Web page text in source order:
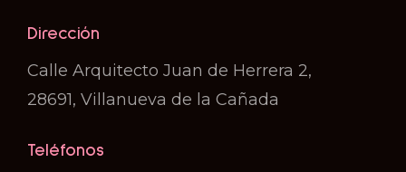
Dirección
Calle Arquitecto Juan de Herrera 2,
28691, Villanueva de la Cañada
Teléfonos